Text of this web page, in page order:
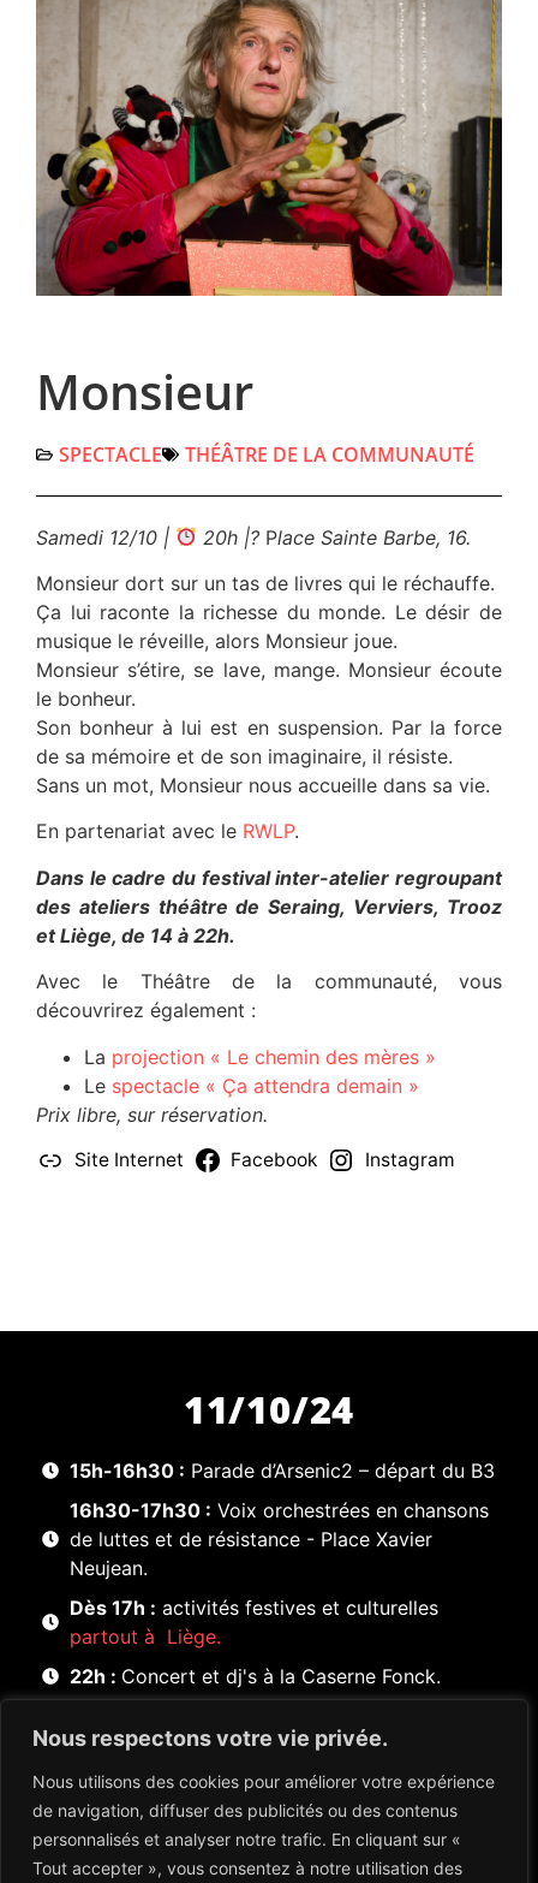
Nous respectons votre vie privée.
Nous utilisons des cookies pour améliorer votre expérience
de navigation, diffuser des publicités ou des contenus
personnalisés et analyser notre trafic. En cliquant sur «
Tout accepter », vous consentez à notre utilisation des
Monsieur
SPECTACLE THÉÂTRE DE LA COMMUNAUTÉ
Samedi 12/10 | 20h |? Place Sainte Barbe, 16.
Monsieur dort sur un tas de livres qui le réchauffe.
Ça lui raconte la richesse du monde. Le désir de
musique le réveille, alors Monsieur joue.
Monsieur s’étire, se lave, mange. Monsieur écoute
le bonheur.
Son bonheur à lui est en suspension. Par la force
de sa mémoire et de son imaginaire, il résiste.
Sans un mot, Monsieur nous accueille dans sa vie.
En partenariat avec le RWLP.
Dans le cadre du festival inter-atelier regroupant
des ateliers théâtre de Seraing, Verviers, Trooz
et Liège, de 14 à 22h.
Avec le Théâtre de la communauté, vous
découvrirez également :
La projection « Le chemin des mères »
Le spectacle « Ça attendra demain »
Prix libre, sur réservation.
Site Internet Facebook Instagram
11/10/24
15h-16h30 : Parade d’Arsenic2 – départ du B3
16h30-17h30 : Voix orchestrées en chansons
de luttes et de résistance - Place Xavier
Neujean.
Dès 17h : activités festives et culturelles
partout à Liège.
22h : Concert et dj's à la Caserne Fonck.